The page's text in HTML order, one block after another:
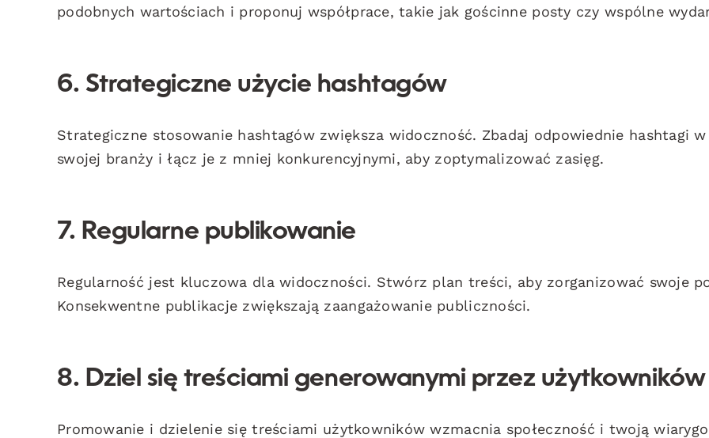
podobnych wartościach i proponuj współprace, takie jak gościnne posty czy wspólne
6. Strategiczne użycie hashtagów
Strategiczne stosowanie hashtagów zwiększa widoczność. Zbadaj odpowiednie hashtagi w
swojej branży i łącz je z mniej konkurencyjnymi, aby zoptymalizować zasięg.
7. Regularne publikowanie
Regularność jest kluczowa dla widoczności. Stwórz plan treści, aby zorganizować swoje
Konsekwentne publikacje zwiększają zaangażowanie publiczności.
8. Dziel się treściami generowanymi przez użytkowników
Promowanie i dzielenie się treściami użytkowników wzmacnia społeczność i twoją